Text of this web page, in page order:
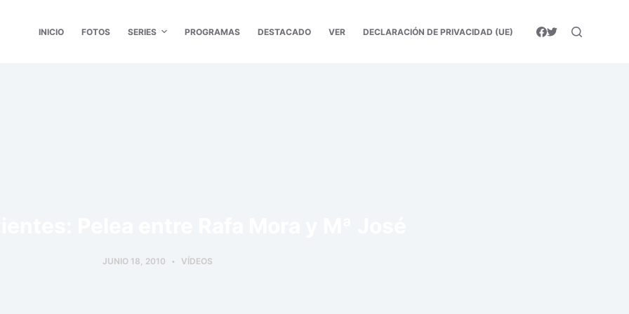
INICIO FOTOS SERIES PROGRAMAS DESTACADO VER DECLARACIÓN DE PRIVACIDAD (UE)
JUNIO 18, 2010 VÍDEOS